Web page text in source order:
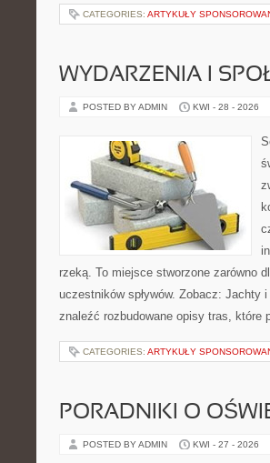
CATEGORIES: ARTYKUŁY
WYDARZENIA I
POSTED BY ADMIN KWI - 28 - 2026
rzeką. To miejsce stworzone zarówno
uczestników spływów. Zobacz: Jachty
znaleźć rozbudowane opisy tras, które
CATEGORIES: ARTYKUŁY
PORADNIKI O
POSTED BY ADMIN KWI - 27 - 2026